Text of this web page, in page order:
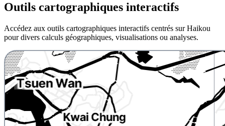
Outils cartographiques interactifs
Accédez aux outils cartographiques interactifs centrés sur Haikou
pour divers calculs géographiques, visualisations ou analyses.